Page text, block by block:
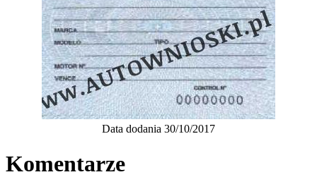
Data dodania 30/10/2017
Komentarze